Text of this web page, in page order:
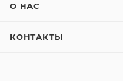
О НАС
КОНТАКТЫ